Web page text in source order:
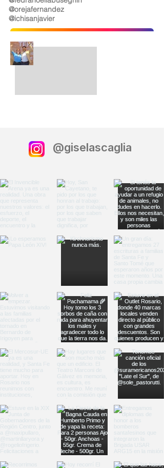
@orejafernandez
@ichisanjavier
@giselascaglia